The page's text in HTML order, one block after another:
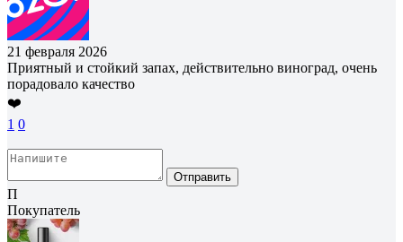
21 февраля 2026
Приятный и стойкий запах, действительно виноград, очень
порадовало качество
❤️
1 0
Отправить
П
Покупатель